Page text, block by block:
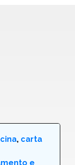
, carta
e